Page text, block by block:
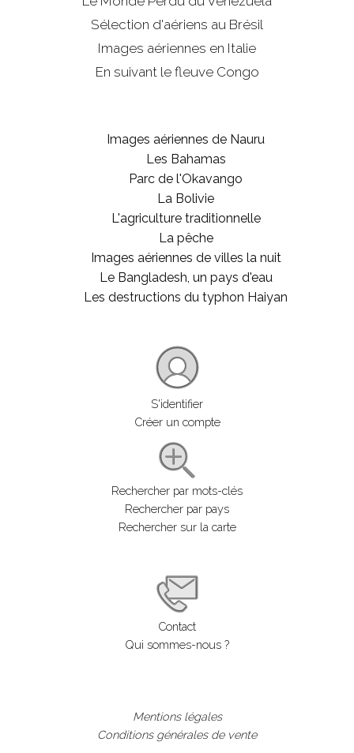
Sélection d'aériens au Brésil
Images aériennes en Italie
En suivant le fleuve Congo
Images aériennes de Nauru
Les Bahamas
Parc de l'Okavango
La Bolivie
L'agriculture traditionnelle
La pêche
Images aériennes de villes la nuit
Le Bangladesh, un pays d'eau
Les destructions du typhon Haiyan
S'identifier
Créer un compte
Rechercher par mots-clés
Rechercher par pays
Rechercher sur la carte
Contact
Qui sommes-nous ?
Mentions légales
Conditions générales de vente